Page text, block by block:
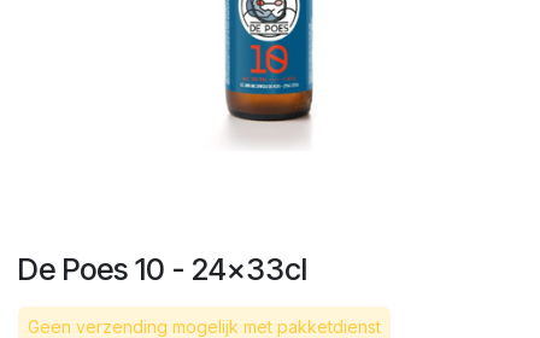
De Poes 10 - 24x33cl
Geen verzending mogelijk met pakketdienst